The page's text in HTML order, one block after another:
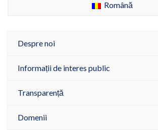
Română
Despre noi
Informații de interes public
Transparență
Domenii